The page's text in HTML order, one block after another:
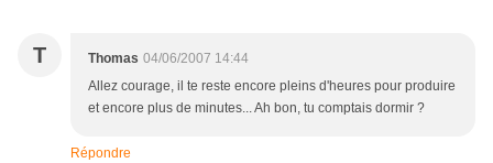
T Thomas 04/06/2007 14:44
Allez courage, il te reste encore pleins d'heures pour produire
et encore plus de minutes... Ah bon, tu comptais dormir ?
Répondre